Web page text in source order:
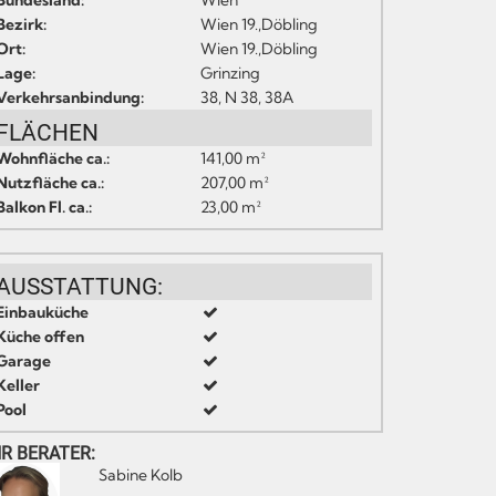
Wien 19.,Döbling
Wien 19.,Döbling
Grinzing
38, N 38, 38A
ca.:
141,00 m²
ca.:
207,00 m²
Fl. ca.:
23,00 m²
offen
BERATER:
Sabine Kolb